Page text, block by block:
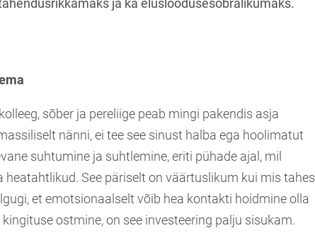
ja ka elusloodusesõbralikumaks.
sõber ja pereliige peab mingi pakendis asja
nänni, ei tee see sinust halba ega hoolimatut
suhtumine ja suhtlemine, eriti pühade ajal, mil
heatahtlikud. See päriselt on väärtuslikum kui mis tahes
et emotsionaalselt võib hea kontakti hoidmine olla
ostmine, on see investeering palju sisukam.